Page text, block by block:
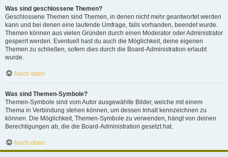
Was sind geschlossene Themen?
Geschlossene Themen sind Themen, in denen nicht mehr geantwortet werden
kann und bei denen eine laufende Umfrage, falls vorhanden, beendet wurde.
Themen können aus vielen Gründen durch einen Moderator oder Administrator
gesperrt werden. Eventuell hast du auch die Möglichkeit, deine eigenen
Themen zu schließen, sofern dies durch die Board-Administration erlaubt
wurde.
Nach oben
Was sind Themen-Symbole?
Themen-Symbole sind vom Autor ausgewählte Bilder, welche mit einem
Thema in Verbindung stehen können, um dessen Inhalt kennzeichnen zu
können. Die Möglichkeit, Themen-Symbole zu verwenden, hängt von deinen
Berechtigungen ab, die die Board-Administration gesetzt hat.
Nach oben